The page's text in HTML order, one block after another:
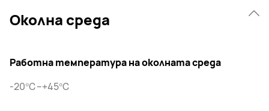
Околна среда
Работна температура на околната среда
-20℃–+45℃